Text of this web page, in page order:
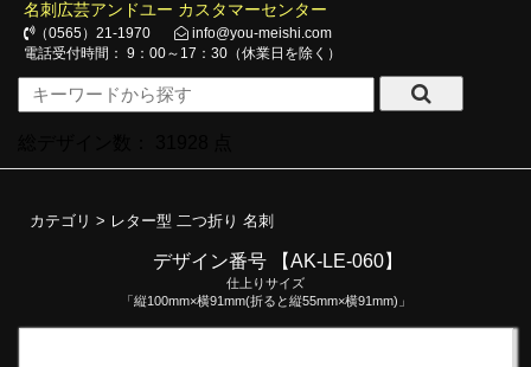
名刺広芸アンドユー カスタマーセンター
（0565）21-1970
info@you-meishi.com
電話受付時間： 9：00～17：30（休業日を除く）
カテゴリ > レター型 二つ折り 名刺
デザイン番号 【AK-LE-060】
仕上りサイズ
「縦100mm×横91mm(折ると縦55mm×横91mm)」